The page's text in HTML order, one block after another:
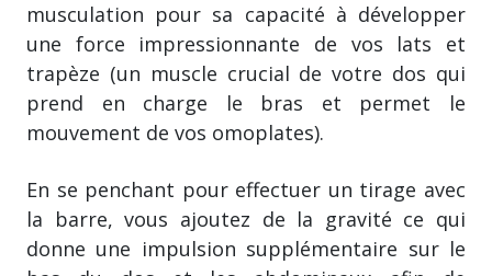
musculation pour sa capacité à développer
une force impressionnante de vos lats et
trapèze (un muscle crucial de votre dos qui
prend en charge le bras et permet le
mouvement de vos omoplates).
En se penchant pour effectuer un tirage avec
la barre, vous ajoutez de la gravité ce qui
donne une impulsion supplémentaire sur le